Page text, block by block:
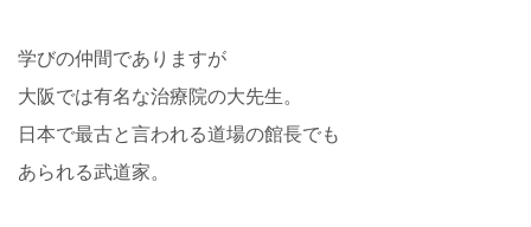
学びの仲間でありますが
大阪では有名な治療院の大先生。
日本で最古と言われる道場の館長でも
あられる武道家。